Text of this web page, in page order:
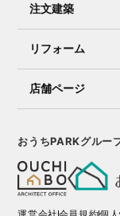
注文建築
リフォーム
店舗ページ
おうちPARKグルー